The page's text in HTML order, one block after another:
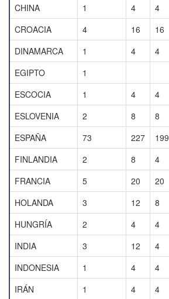
CHINA
1 4 4
CROACIA
4 16 16
DINAMARCA
1 4 4
EGIPTO
1
ESCOCIA
1 4 4
ESLOVENIA
2 8 8
ESPAÑA
73 227 199
FINLANDIA
2 8 4
FRANCIA
5 20 20
HOLANDA
3 12 8
HUNGRÍA
2 4 4
INDIA
3 12 4
INDONESIA
1 4 4
IRÁN
1 4 4